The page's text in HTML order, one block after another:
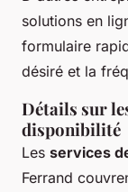
solutions en
formulaire
désiré et la
Détails sur
disponibilité
Les services
Ferrand